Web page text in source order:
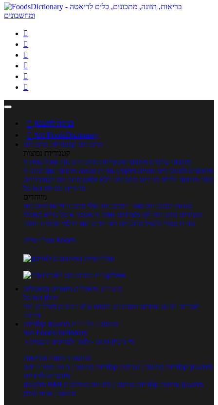






 כניסה לחשבון

מנוי FoodsDictionary
מתכונים קטגוריות מתכונים
קטגוריות נפוצות
מתכוני סלטים מתכוני פשטידות מתכוני עוגות אוכל צמחוני
מתכונים לטבעוניים אפייה מוקפץ עוגיות פסטה מתכוני עוף מתכוני
בשר מתכוני ילדים מרקים מתכונים ללא גלוטן מתכונים לסוכרתיים
טרנדים בעולם האוכל
מיוחדים
מנתח המתכונים ספר המתכונים שלי מתכוני וידאו מתכונים
עשירים מתכונים לפי מצרכים אוכל דיאטטי אוכל בריא מאכלי
עדות ספרי בישול מתכונים לפי חגים ועונות לפי שיטות הכנה
אפליקציית Foods
מוצרים ומאכלים מוצרים ומאכלים
מילון האוכל
תפריטי תזונה ערכים תזונתיים חיפוש ע"פ רכיבים מכילים הכי
הרבה
מחשבון קלוריות מחשבון קלוריות
מנוי FoodsDictionary
5 ימי ניסיון חינם - לחצו לפרטים נוספים
מחשבוני תזונה ובריאות
מחשבון קלוריות מחשבון שריפת קלוריות מחשבון דופק מטרה יחס
מותניים לירכיים
מחשבון BMI
מחשבון צריכת קלוריות מחשבון מינונים מומלצים
מחשבון אחוז שומן